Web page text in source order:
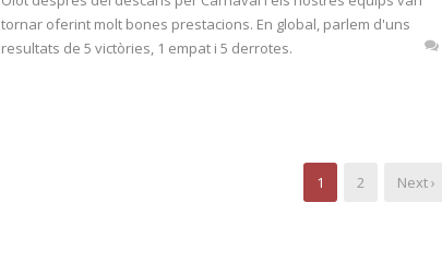
tornar oferint molt bones prestacions. En global, parlem d'uns
resultats de 5 victòries, 1 empat i 5 derrotes.
1 2 Next ›